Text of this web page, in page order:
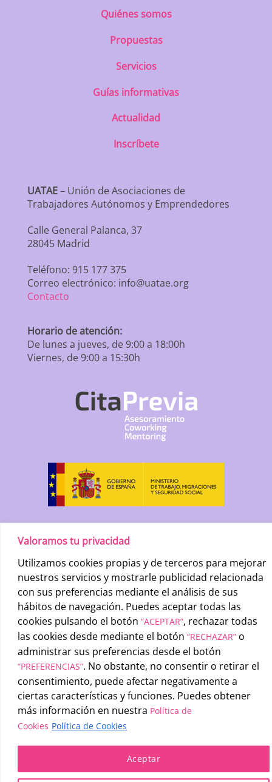
Valoramos tu privacidad
Utilizamos cookies propias y de terceros para mejorar
nuestros servicios y mostrarle publicidad relacionada
con sus preferencias mediante el análisis de sus
hábitos de navegación. Puedes aceptar todas las
cookies pulsando el botón “ACEPTAR”, rechazar todas
las cookies desde mediante el botón “RECHAZAR” o
administrar sus preferencias desde el botón
“PREFERENCIAS”. No obstante, no consentir o retirar el
consentimiento, puede afectar negativamente a
ciertas características y funciones. Puedes obtener
más información en nuestra Política de
Cookies Política de Cookies
Aceptar
Quiénes somos
Propuestas
Servicios
Guías informativas
Actualidad
Inscríbete
UATAE– Unión de Asociaciones de
Trabajadores Autónomos y Emprendedores
Calle General Palanca, 37
28045 Madrid
Teléfono: 915 177 375
Correo electrónico: info@uatae.org
Contacto
Horario de atención:
De lunes a jueves, de 9:00 a 18:00h
Viernes, de 9:00 a 15:30h
UATAE2026 © |Condiciones generales de uso-Política de
privacidad-Política de cookies